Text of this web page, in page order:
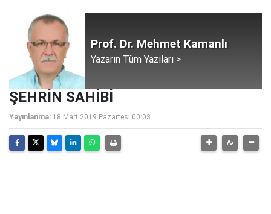
Prof. Dr. Mehmet Kamanlı
Yazarın Tüm Yazıları >
ŞEHRİN SAHİBİ
Yayınlanma: 18 Mart 2019 Pazartesi 00:03